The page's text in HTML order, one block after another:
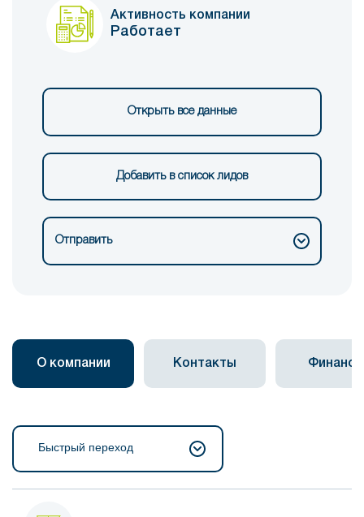
Активность компании
Работает
Открыть все данные
Добавить в список лидов
Отправить
О компании Контакты Финансы
Быстрый переход